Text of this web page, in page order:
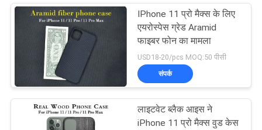
IPhone 11 प्रो मैक्स के लिए
एयरोस्पेस ग्रेड Aramid
फाइबर फोन का मामला
USD18-20/pcs MOQ:50 पीसी
संपर्क
लाइटवेट ब्लैक आइस ने
iPhone 11 प्रो मैक्स वुड केस